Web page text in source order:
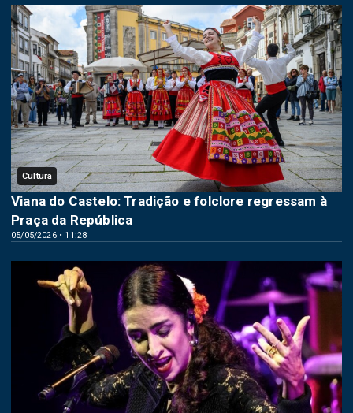
Cultura
05/05/2026 • 11:28
Viana do Castelo: Tradição e folclore regressam à
Praça da República